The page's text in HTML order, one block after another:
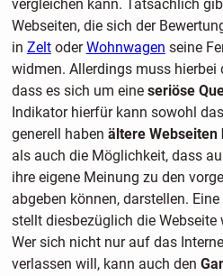
vergleichen kann. Tatsächlich
Webseiten, die sich der
in ZeltoderWohnwagen seine
widmen. Allerdings muss hierbei
dass es sich um eine seriöse
Indikator hierfür kann sowohl das
generell haben ältere
als auch die Möglichkeit, dass
ihre eigene Meinung zu den
abgeben können, darstellen.
stellt diesbezüglich die
Wer sich nicht nur auf das
verlassen will, kann auch den